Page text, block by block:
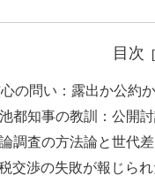
目次
の問い：露出か公約か
都知事の教訓：公開
調査の方法論と世代差
交渉の失敗が報じら